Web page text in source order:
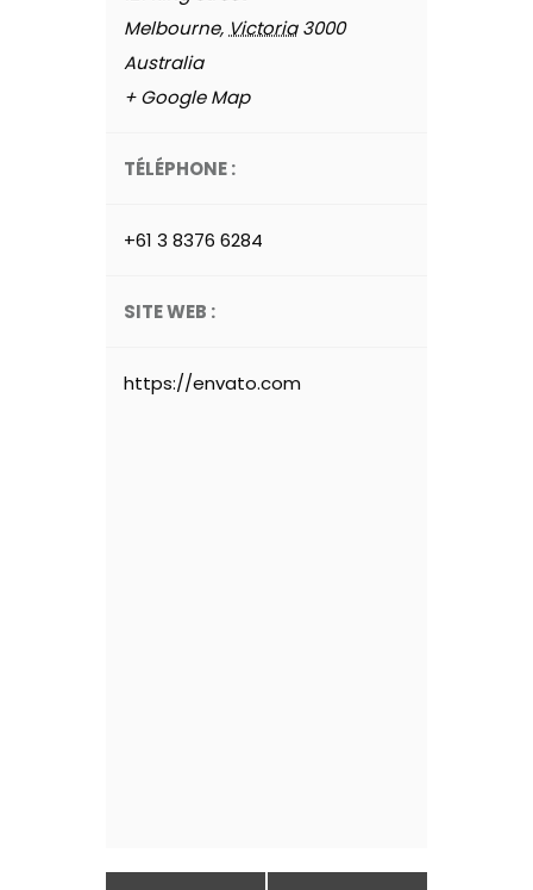
Melbourne,Victoria 3000
Australia
+ Google Map
TÉLÉPHONE :
+61 3 8376 6284
SITE WEB :
https://envato.com